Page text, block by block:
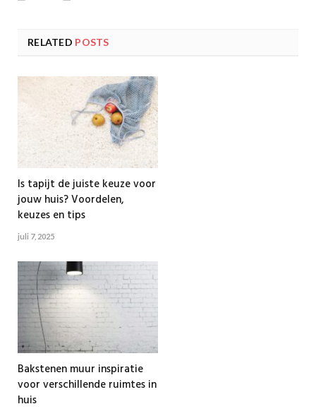
RELATED POSTS
Is tapijt de juiste keuze voor
jouw huis? Voordelen,
keuzes en tips
juli 7, 2025
Bakstenen muur inspiratie
voor verschillende ruimtes in
huis